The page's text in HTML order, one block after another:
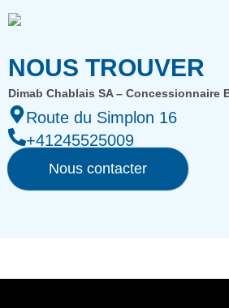
NOUS TROUVER
Dimab Chablais SA – Concessionnaire
Route du Simplon 16
+41245525009
Nous contacter